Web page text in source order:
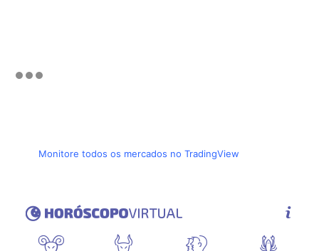
Monitore todos os mercados no TradingView